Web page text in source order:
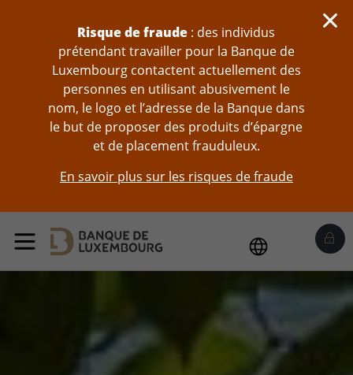
Risque de fraude : des individus
prétendant travailler pour la Banque de
Luxembourg contactent actuellement des
personnes en utilisant abusivement le
nom, le logo et l’adresse de la Banque dans
le but de proposer des produits d’épargne
et de placement frauduleux.
En savoir plus sur les risques de fraude